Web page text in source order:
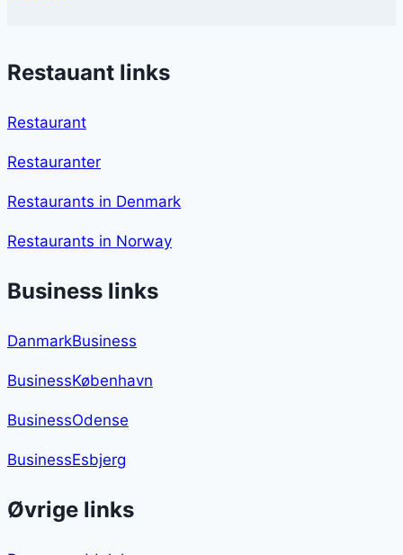
Restauant links
Restaurant
Restauranter
Restaurants in Denmark
Restaurants in Norway
Business links
DanmarkBusiness
BusinessKøbenhavn
BusinessOdense
BusinessEsbjerg
Øvrige links